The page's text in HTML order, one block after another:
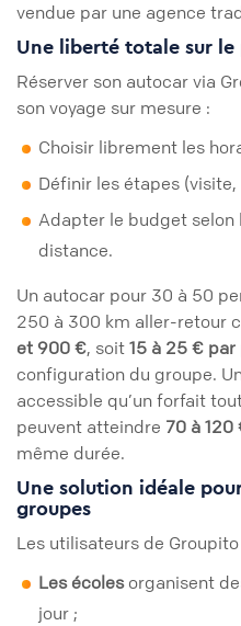
vendue par une agence
Une liberté totale sur
Réserver son autocar via
son voyage sur mesure :
Choisir librement les
Définir les étapes
Adapter le budget selon
distance.
Un autocar pour 30 à 50
250 à 300 km aller-retour
et 900 €, soit 15 à 25 €
configuration du groupe.
accessible qu’un forfait
peuvent atteindre 70 à
même durée.
Une solution idéale
groupes
Les utilisateurs de
Les écolesorganisent
jour ;